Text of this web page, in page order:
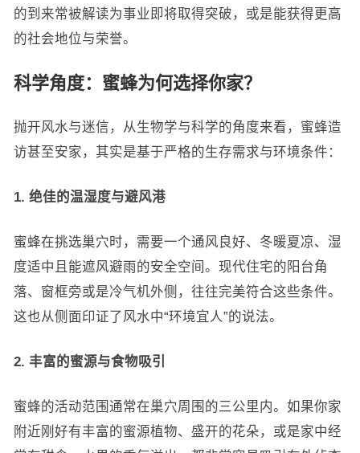
的到来常被解读为事业即将取得突破，或是能获得更高
的社会地位与荣誉。
科学角度：蜜蜂为何选择你家？
抛开风水与迷信，从生物学与科学的角度来看，蜜蜂造
访甚至安家，其实是基于严格的生存需求与环境条件：
1. 绝佳的温湿度与避风港
蜜蜂在挑选巢穴时，需要一个通风良好、冬暖夏凉、湿
度适中且能遮风避雨的安全空间。现代住宅的阳台角
落、窗框旁或是冷气机外侧，往往完美符合这些条件。
这也从侧面印证了风水中“环境宜人”的说法。
2. 丰富的蜜源与食物吸引
蜜蜂的活动范围通常在巢穴周围的三公里内。如果你家
附近刚好有丰富的蜜源植物、盛开的花朵，或是家中经